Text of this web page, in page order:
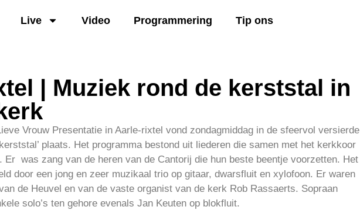
Live Video Programmering Tip ons
| Muziek rond de kerststal in
Vrouw Presentatie in Aarle-rixtel vond zondagmiddag in de sfeervol versierde
plaats. Het programma bestond uit liederen die samen met het kerkkoor
Er was zang van de heren van de Cantorij die hun beste beentje voorzetten. Het
door een jong en zeer muzikaal trio op gitaar, dwarsfluit en xylofoon. Er waren
de Heuvel en van de vaste organist van de kerk Rob Rassaerts. Sopraan
solo’s ten gehore evenals Jan Keuten op blokfluit.